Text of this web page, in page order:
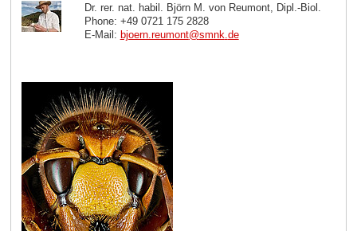
Dr. rer. nat. habil. Björn M. von Reumont, Dipl.-Biol.
Phone: +49 0721 175 2828
E-Mail: bjoern.reumont@smnk de